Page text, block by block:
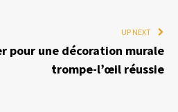
UP NEXT
pour une décoration murale
trompe-l’œil réussie